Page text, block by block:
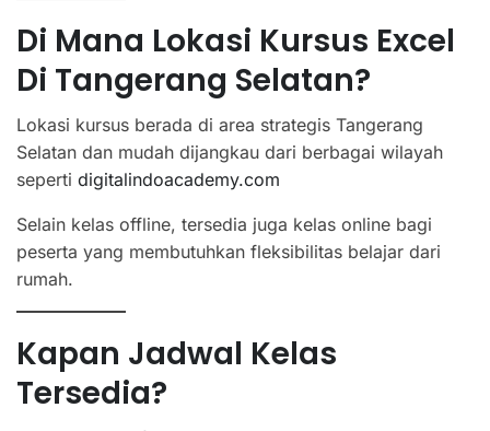
Di Mana Lokasi Kursus Excel
Di Tangerang Selatan?
Lokasi kursus berada di area strategis Tangerang
Selatan dan mudah dijangkau dari berbagai wilayah
seperti digitalindoacademy.com
Selain kelas offline, tersedia juga kelas online bagi
peserta yang membutuhkan fleksibilitas belajar dari
rumah.
Kapan Jadwal Kelas
Tersedia?